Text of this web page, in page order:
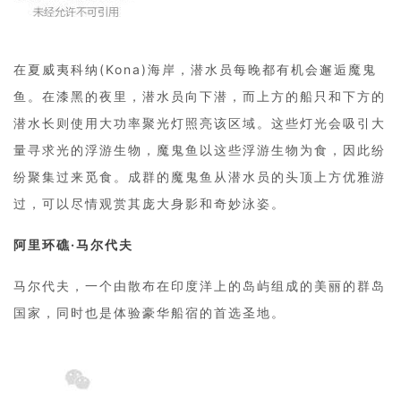
在夏威夷科纳(Kona)海岸，潜水员每晚都有机会邂逅魔鬼
鱼。在漆黑的夜里，潜水员向下潜，而上方的船只和下方的
潜水长则使用大功率聚光灯照亮该区域。这些灯光会吸引大
量寻求光的浮游生物，魔鬼鱼以这些浮游生物为食，因此纷
纷聚集过来觅食。成群的魔鬼鱼从潜水员的头顶上方优雅游
过，可以尽情观赏其庞大身影和奇妙泳姿。
阿里环礁·马尔代夫
马尔代夫，一个由散布在印度洋上的岛屿组成的美丽的群岛
国家，同时也是体验豪华船宿的首选圣地。